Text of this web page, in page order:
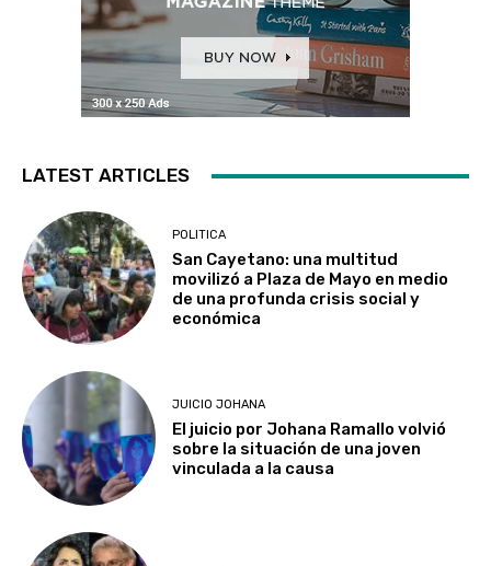
LATEST ARTICLES
POLITICA
San Cayetano: una multitud
movilizó a Plaza de Mayo en medio
de una profunda crisis social y
económica
JUICIO JOHANA
El juicio por Johana Ramallo volvió
sobre la situación de una joven
vinculada a la causa